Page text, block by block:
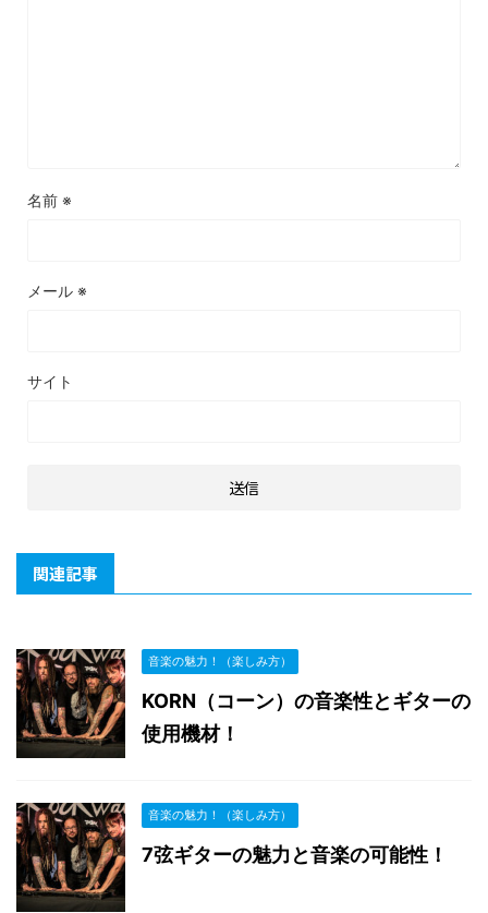
名前 ※
メール ※
サイト
関連記事
音楽の魅力！（楽しみ方）
KORN（コーン）の音楽性とギターの
使用機材！
音楽の魅力！（楽しみ方）
7弦ギターの魅力と音楽の可能性！